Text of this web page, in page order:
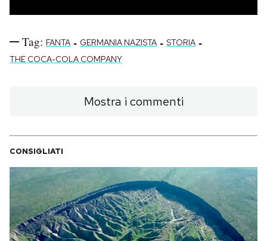
Tag: FANTA - GERMANIA NAZISTA - STORIA -
THE COCA-COLA COMPANY
Mostra i commenti
CONSIGLIATI